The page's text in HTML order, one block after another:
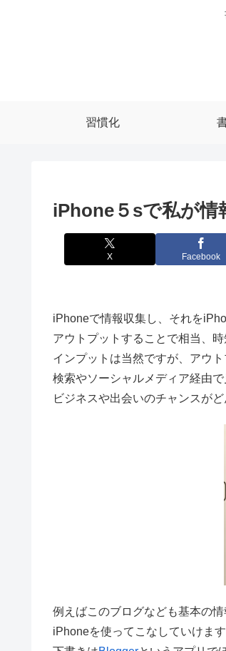
習慣化
iPhone５sで私が情
X Facebook
iPhoneで情報収集し、それを
アウトプットすることで相当、時
インプットは当然ですが、アウ
検索やソーシャルメディア経由
ビジネスや出会いのチャンスが
例えばこのブログなども基本の
iPhoneを使ってこなしていけま